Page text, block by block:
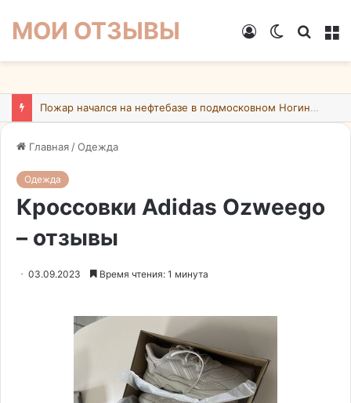
МОИ ОТЗЫВЫ
Switch
Войти
Пожар начался на нефтебазе в подмосковном Ногинске в результате атаки БПЛА ВСУ
Главная /Одежда
Одежда
Кроссовки Adidas Ozweego
– отзывы
03.09.2023 Время чтения: 1 минута